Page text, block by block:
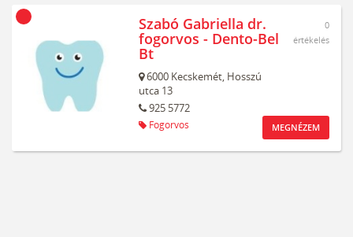
Szabó Gabriella dr.
fogorvos - Dento-Bel
Bt
6000 Kecskemét, Hosszú
utca 13
925 5772
Fogorvos
0
értékelés
MEGNÉZEM